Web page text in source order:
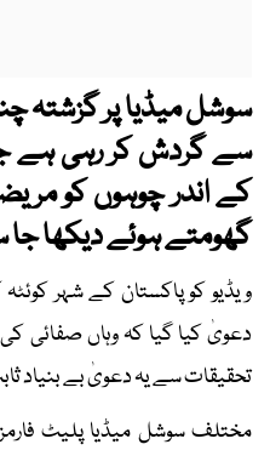
سوشل میڈیا پر گزشتہ
سے گردش کر رہی ہے
کے اندر چوہوں کو
گھومتے ہوئے دیکھا
ویڈیو کو پاکستان کے شہر
دعویٰ کیا گیا کہ وہاں صفائی
تحقیقات سے یہ دعویٰ بے بنیاد
مختلف سوشل میڈیا پلیٹ